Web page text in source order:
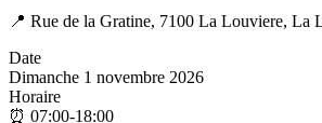
📍 Rue de la Gratine, 7100 La Louviere, La
Date
Dimanche 1 novembre 2026
Horaire
⏰ 07:00-18:00